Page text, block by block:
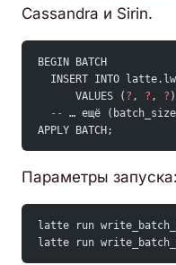
Cassandra и Sirin.
BEGIN BATCH
INSERT INTO
      VALUES (
? , ? , ?
  --
… ещё (batch_size
APPLY BATCH;
Параметры запуска:
latte run
latte run